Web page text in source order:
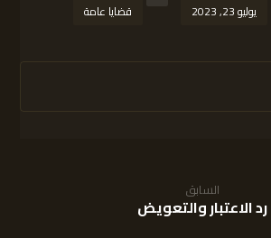
يوليو 23, 2023 قضايا عامة
السابق
رد الاعتبار والتعويض